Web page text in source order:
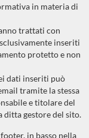
in materia di
trattati con
inseriti
protetto e non
dati inseriti può
tramite la stessa
e titolare del
ditta gestore del sito.
in basso nella